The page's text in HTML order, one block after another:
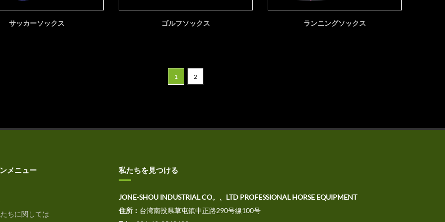
サッカーソックス ゴルフソックス ランニングソックス
1 2
メニュー
ちに関しては
私たちを見つける
JONE-SHOU INDUSTRIAL CO。、LTD PROFESSIONAL HORSE EQUIPMENT
住所： 台湾南投県草屯鎮中正路290号線100号